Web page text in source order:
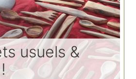
usuels &